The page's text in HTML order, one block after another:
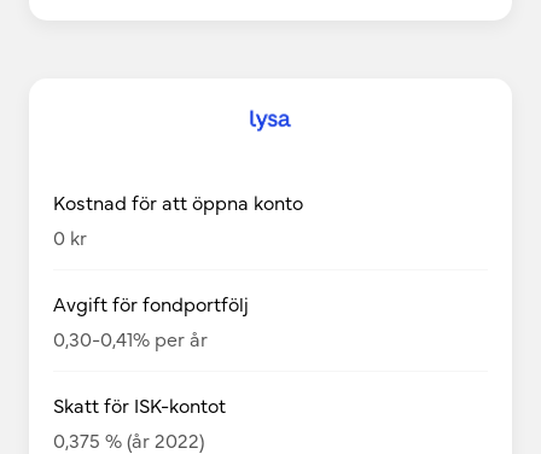
Kostnad för att öppna konto
0 kr
Avgift för fondportfölj
0,30-0,41% per år
Skatt för ISK-kontot
0,375 % (år 2022)